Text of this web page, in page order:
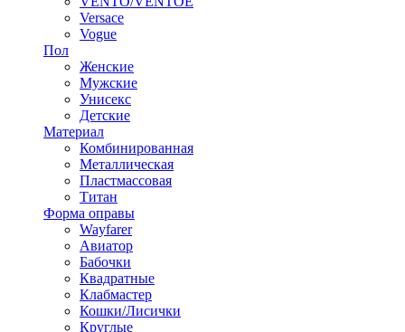
Versace
Vogue
Пол
Женские
Мужские
Унисекс
Детские
Материал
Комбинированная
Металлическая
Пластмассовая
Титан
Форма оправы
Wayfarer
Авиатор
Бабочки
Квадратные
Клабмастер
Кошки/Лисички
Круглые